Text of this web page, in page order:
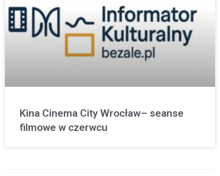
Kina Cinema City Wrocław– seanse
filmowe w czerwcu